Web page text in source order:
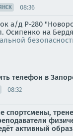
08:36
а/д Р-280
Осипенко на
телефон в
08:32
спортсмены,
активный